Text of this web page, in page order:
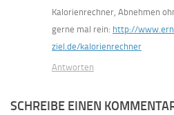
Kalorienrechner, Abnehmen
gerne mal rein: http://
ziel.de/kalorienrechner
Antworten
SCHREIBE EINEN